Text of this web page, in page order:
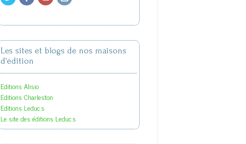
Les sites et blogs de nos maisons
d'édition
Editions Alisio
Editions Charleston
Editions Leduc.s
Le site des éditions Leduc.s